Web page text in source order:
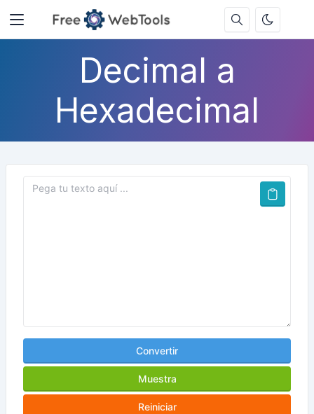
Decimal a
Hexadecimal
Convertir
Muestra
Reiniciar